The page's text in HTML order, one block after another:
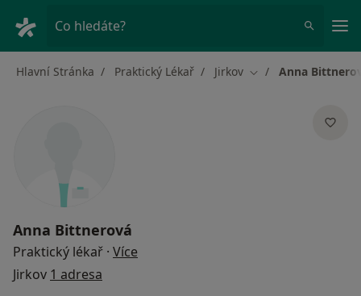
Co hledáte?
Hlavní Stránka Praktický Lékař Jirkov Změna města
Anna
Anna Bittnerová
Praktický lékař · Více
Jirkov 1 adresa